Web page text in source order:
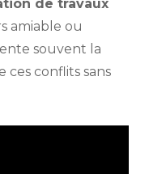
de travaux
amiable ou
souvent la
conflits sans